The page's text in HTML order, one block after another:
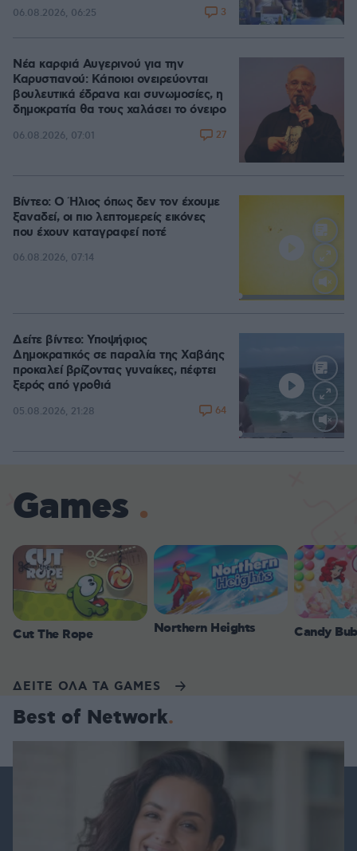
06.08.2026, 06:25 3
Νέα καρφιά Αυγερινού για την
Καρυστιανού: Kάποιοι ονειρεύονται
βουλευτικά έδρανα και συνωμοσίες, η
δημοκρατία θα τους χαλάσει το όνειρο
06.08.2026, 07:01 27
Loaded:
Βίντεο: Ο Ήλιος όπως δεν τον έχουμε
ξαναδεί, οι πιο λεπτομερείς εικόνες
που έχουν καταγραφεί ποτέ
06.08.2026, 07:14
Loaded
Δείτε βίντεο: Υποψήφιος
Δημοκρατικός σε παραλία της Χαβάης
προκαλεί βρίζοντας γυναίκες, πέφτει
ξερός από γροθιά
05.08.2026, 21:28 64
Games
Cut The Rope Northern Heights Candy
ΔΕΙΤΕ ΟΛΑ ΤΑ GAMES
Best of Network